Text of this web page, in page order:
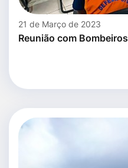
21 de Março de 2023
Reunião com Bombeiros